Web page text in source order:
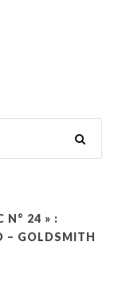
N° 24 » :
– GOLDSMITH